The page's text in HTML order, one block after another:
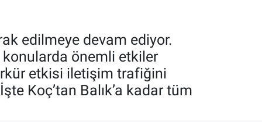
edilmeye devam ediyor.
önemli etkiler
etkisi iletişim trafiğini
Koç’tan Balık’a kadar tüm